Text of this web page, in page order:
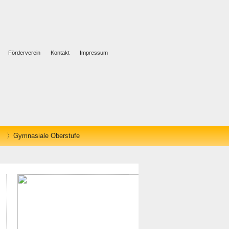
Impressum
Kontakt
Förderverein
Gymnasiale Oberstufe